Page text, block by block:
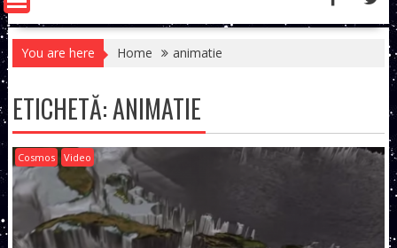
You are here Home animatie
ETICHETĂ:ANIMATIE
Cosmos Video